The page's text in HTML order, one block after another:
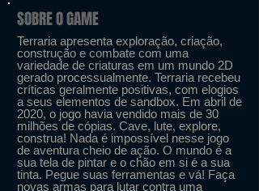
SOBRE O GAME
Terraria apresenta exploração, criação,
construção e combate com uma
variedade de criaturas em um mundo 2D
gerado processualmente. Terraria recebeu
críticas geralmente positivas, com elogios
a seus elementos de sandbox. Em abril de
2020, o jogo havia vendido mais de 30
milhões de cópias. Cave, lute, explore,
construa! Nada é impossível nesse jogo
de aventura cheio de ação. O mundo é a
sua tela de pintar e o chão em si é a sua
tinta. Pegue suas ferramentas e vá! Faça
novas armas para lutar contra uma